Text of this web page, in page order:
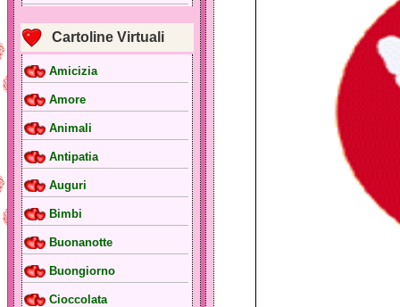
Cartoline Virtuali
Amicizia
Amore
Animali
Antipatia
Auguri
Bimbi
Buonanotte
Buongiorno
Cioccolata